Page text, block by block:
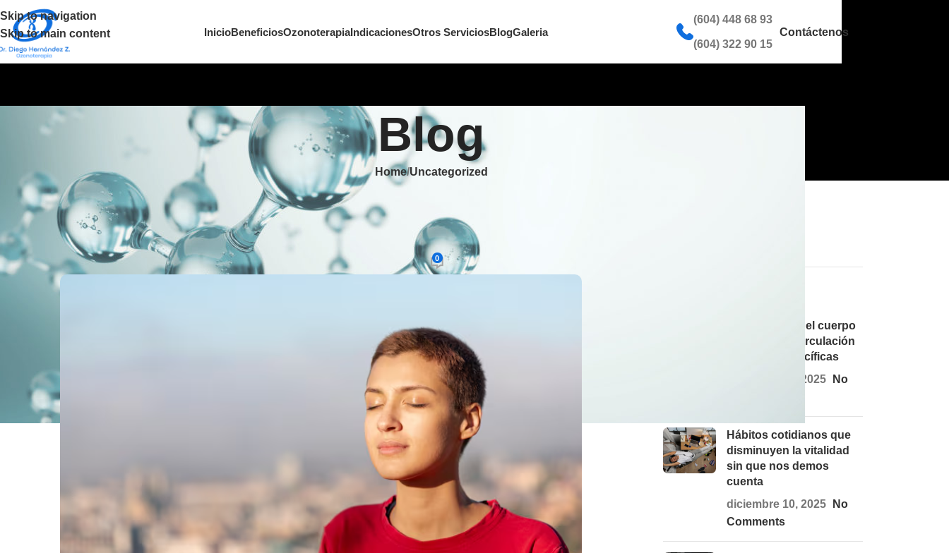
Skip to navigation
Skip to main content
InicioBeneficiosOzonoterapiaIndicacionesOtros ServiciosBlogGaleria
(604) 448 68 93
(604) 322 90 15
Contáctenos
Blog
Home Uncategorized
UNCATEGORIZED
Cuando el cuerpo pide aire: entender la respiración más allá de las
inhalaciones profundas
Posted by On diciembre 10, 2025
0
Qué ocurre en el cuerpo
cuando falta circulación
en zonas específicas
diciembre 10, 2025
No
Hábitos cotidianos que
disminuyen la vitalidad
sin que nos demos
cuenta
diciembre 10, 2025
No
Comments